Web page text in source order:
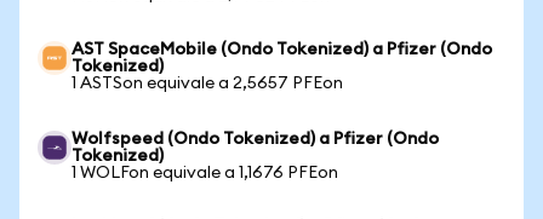
AST SpaceMobile (Ondo Tokenized) a Pfizer (Ondo
Tokenized)
1 ASTSon equivale a 2,5657 PFEon
Wolfspeed (Ondo Tokenized) a Pfizer (Ondo
Tokenized)
1 WOLFon equivale a 1,1676 PFEon